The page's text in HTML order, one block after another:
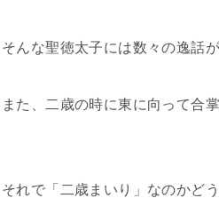
そんな聖徳太子には数々の逸話
また、二歳の時に東に向って合
それで「二歳まいり」なのかど